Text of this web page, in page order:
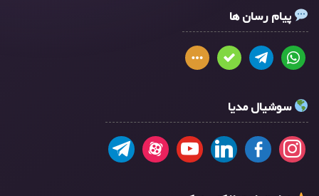
پیام رسان ها
سوشیال مدیا